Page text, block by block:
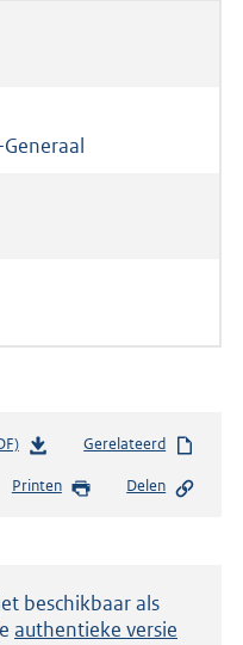
b
s
d
Gerelateerd
Printen Delen
beschikbaar als
authentieke versie